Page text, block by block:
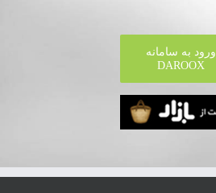
ورود به سامانه
DAROOX